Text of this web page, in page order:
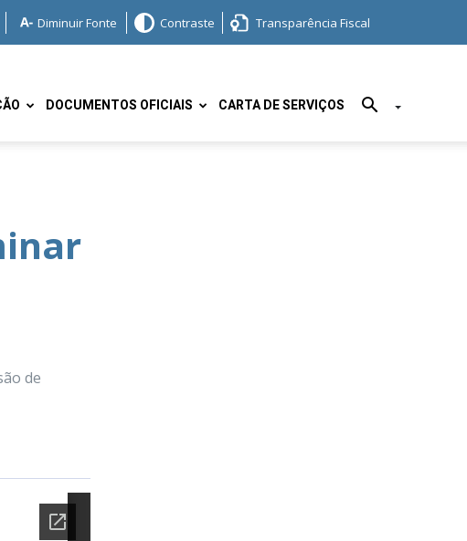
Diminuir Fonte Contraste Transparência Fiscal
DOCUMENTOS OFICIAIS CARTA DE SERVIÇOS
de